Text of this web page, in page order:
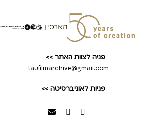
פניות לאוניברסיטה >>
פניה לצוות האתר >>
taufilmarchive@gmail.com